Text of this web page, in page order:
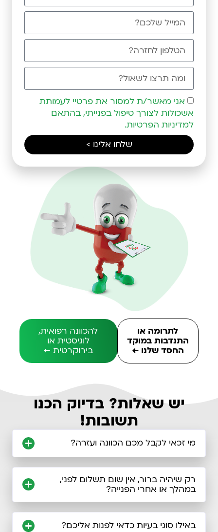
אני מאשר/ת למסור את פרטיי לעמותת
אשכולות לצורך טיפול בפנייתי, בהתאם
למדיניות הפרטיות.
שלחו אלינו >
לתרומה או
התנדבות במוקד
החסד שלנו ←
להכוונה רפואית,
לוגיסטית או
בירוקרטית ←
יש שאלות? בדיוק הכנו
תשובות!
מי זכאי לקבל מכם הכוונה ועזרה?
רק שיהיה ברור, אין שום תשלום לפני,
במהלך או אחרי הפנייה?
באילו סוגי בעיות כדאי לפנות אליכם?